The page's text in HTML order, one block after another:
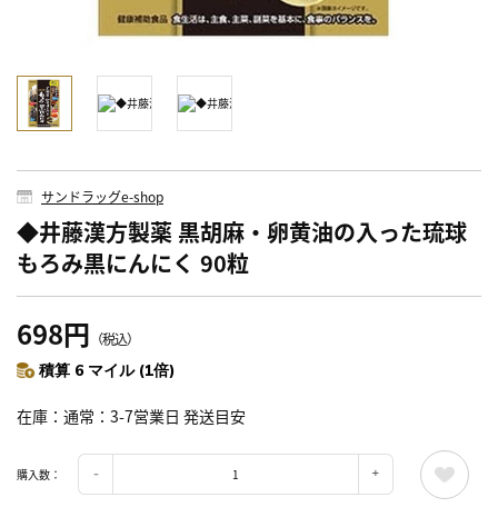
サンドラッグe-shop
◆井藤漢方製薬 黒胡麻・卵黄油の入った琉球
もろみ黒にんにく 90粒
698円 （税込）
積算 6 マイル (1倍)
在庫 通常：3-7営業日 発送目安
購入数：